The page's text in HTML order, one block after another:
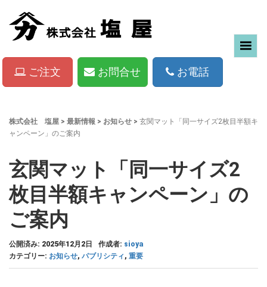
ご注文 お問合せ お電話
株式会社 塩屋 > 最新情報 > お知らせ > 玄関マット「同一サイズ2枚目半額キ
ャンペーン」のご案内
玄関マット「同一サイズ2
枚目半額キャンペーン」の
ご案内
公開済み: 2025年12月2日 作成者: sioya
カテゴリー: お知らせ, パブリシティ , 重要